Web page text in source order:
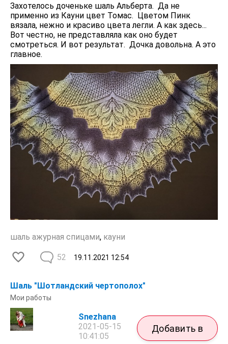
Захотелось доченьке шаль Альберта. Да не
применно из Кауни цвет Томас. Цветом Пинк
вязала, нежно и красиво цвета легли. А как здесь...
Вот честно, не представляла как оно будет
смотреться. И вот результат. Дочка довольна. А это
главное.
шаль ажурная спицами, кауни
19.11.2021 12:54
52
Шаль "Шотландский чертополох"
Мои работы
Snezhana
2021-05-15
10:41:05
Добавить в